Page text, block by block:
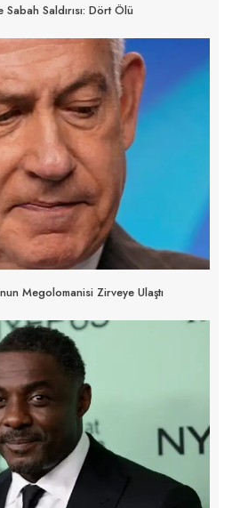
Saldırısı: Dört Ölü
Megolomanisi Zirveye Ulaştı